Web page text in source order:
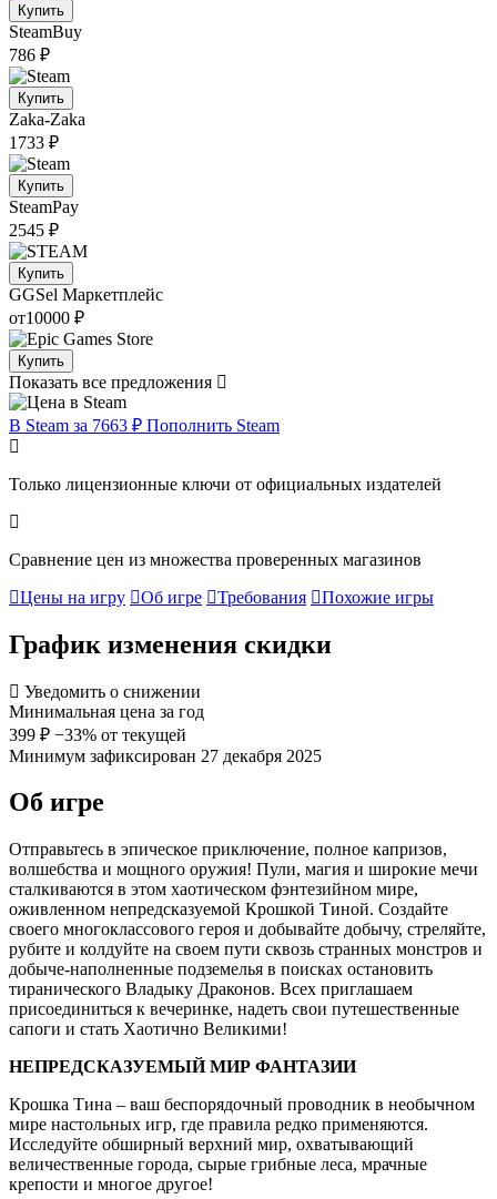
Купить
SteamBuy
786 ₽
Купить
Zaka-Zaka
1733 ₽
Купить
SteamPay
2545 ₽
Купить
GGSel Маркетплейс
от10000 ₽
Купить
Показать все предложения
В Steam за 7663 ₽ Пополнить Steam
Только лицензионные ключи от официальных издателей
Сравнение цен из множества проверенных магазинов
Цены на игру
Об игре Требования Похожие игры
График изменения скидки
Уведомить о снижении
Минимальная цена за год
399 ₽ −33% от текущей
Минимум зафиксирован 27 декабря 2025
Об игре
Отправьтесь в эпическое приключение, полное капризов,
волшебства и мощного оружия! Пули, магия и широкие мечи
сталкиваются в этом хаотическом фэнтезийном мире,
оживленном непредсказуемой Крошкой Тиной. Создайте
своего многоклассового героя и добывайте добычу, стреляйте,
рубите и колдуйте на своем пути сквозь странных монстров и
добыче-наполненные подземелья в поисках остановить
тиранического Владыку Драконов. Всех приглашаем
присоединиться к вечеринке, надеть свои путешественные
сапоги и стать Хаотично Великими!
НЕПРЕДСКАЗУЕМЫЙ МИР ФАНТАЗИИ
Крошка Тина – ваш беспорядочный проводник в необычном
мире настольных игр, где правила редко применяются.
Исследуйте обширный верхний мир, охватывающий
величественные города, сырые грибные леса, мрачные
крепости и многое другое!